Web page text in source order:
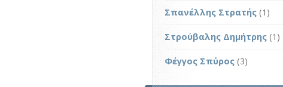
Σπανέλλης Στρατής (1)
Στρούβαλης Δημήτρης (1)
Φέγγος Σπύρος (3)